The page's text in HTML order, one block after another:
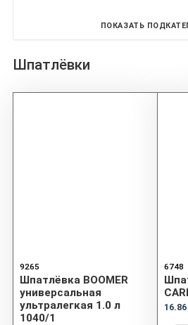
ПОКАЗАТЬ
Шпатлёвки
9265
Шпатлёвка BOOMER
универсальная
ультралегкая 1.0 л
1040/1
6748